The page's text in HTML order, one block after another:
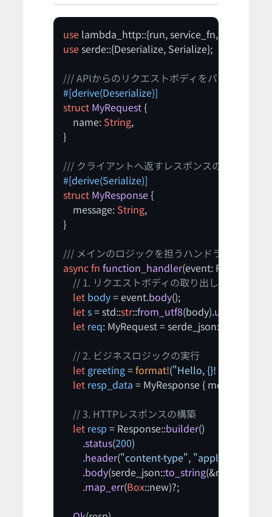
use
use serde::{Deserialize, Serialize};
/// APIからのリクエストボディをパースするた
#[derive(Deserialize)]
struct MyRequest {
    name:
String,
}
/// クライアントへ返すレスポンスの構造体
#[derive(Serialize)]
struct MyResponse {
    message:
String,
}
/// メインのロジックを担うハンドラ関数
asyncfn function_handler(event: Request)
// 1. リクエストボディの取り出しとパース
let body = event.body();
lets = std::str::from_utf8(body).unwrap_or
let req: MyRequest = serde_json::
// 2. ビジネスロジックの実行
let greeting = format!("Hello, {}! Welcome
let resp_data = MyResponse { message:
// 3. HTTPレスポンスの構築
let resp = Response::builder()
        .
status(200)
        .
header("content-type", "application/
        .
body(serde_json::to_string(&resp_data)?.
        .
map_err(Box::new)?;